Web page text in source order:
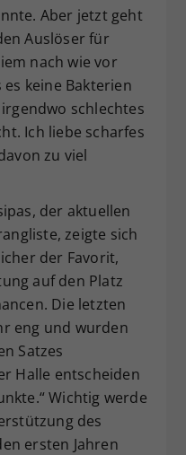
Aber jetzt geht
Auslöser für
nach wie vor
es keine Bakterien
schlechtes
Ich liebe scharfes
zu viel
der aktuellen
zeigte sich
der Favorit,
auf den Platz
Die letzten
eng und wurden
Satzes
Halle entscheiden
Wichtig werde
des
ersten Jahren